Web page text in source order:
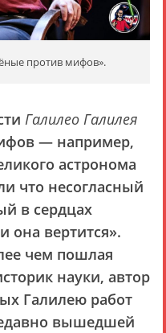
против мифов».
Галилео Галилея
— например,
астронома
что несогласный
в сердцах
она вертится».
чем пошлая
науки, автор
Галилею работ
вышедшей